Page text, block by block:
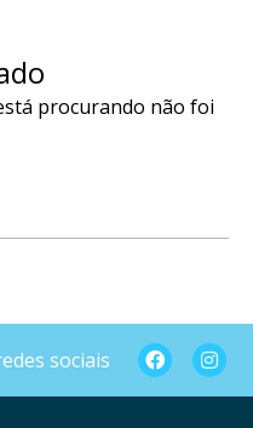
procurando não foi
sociais